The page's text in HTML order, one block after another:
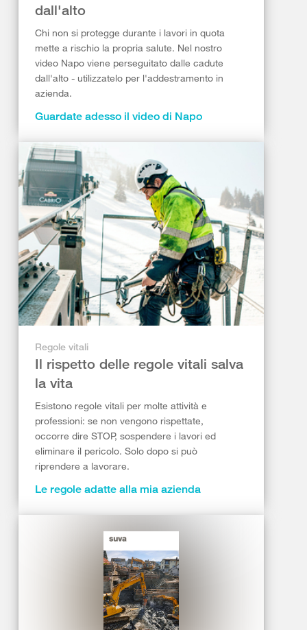
dall'alto
Chi non si protegge durante i lavori in quota
mette a rischio la propria salute. Nel nostro
video Napo viene perseguitato dalle cadute
dall'alto - utilizzatelo per l'addestramento in
azienda.
Guardate adesso il video di Napo
Regole vitali
Il rispetto delle regole vitali salva
la vita
Esistono regole vitali per molte attività e
professioni: se non vengono rispettate,
occorre dire STOP, sospendere i lavori ed
eliminare il pericolo. Solo dopo si può
riprendere a lavorare.
Le regole adatte alla mia azienda